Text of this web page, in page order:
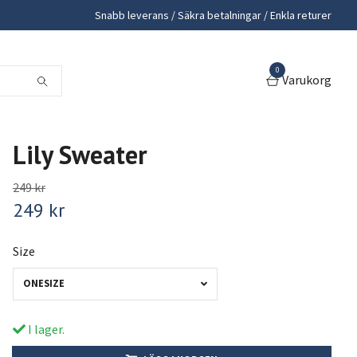
Snabb leverans / Säkra betalningar / Enkla returer
0
Varukorg
Lily Sweater
249 kr
249 kr
Size
ONESIZE
I lager.